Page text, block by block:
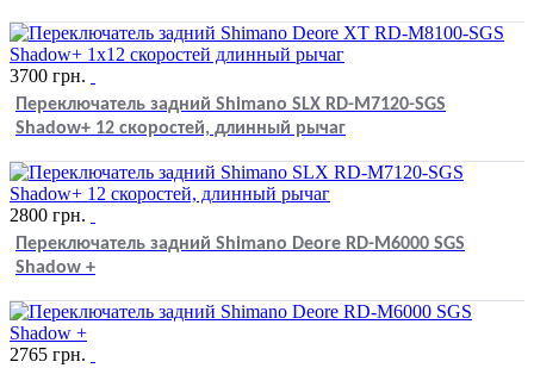
3700 грн.
Переключатель задний Shimano SLX RD-M7120-SGS
Shadow+ 12 скоростей, длинный рычаг
2800 грн.
Переключатель задний Shimano Deore RD-M6000 SGS
Shadow +
2765 грн.